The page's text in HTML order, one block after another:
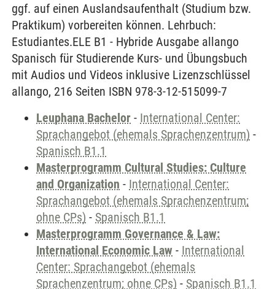
ggf. auf einen Auslandsaufenthalt (Studium bzw.
Praktikum) vorbereiten können. Lehrbuch:
Estudiantes.ELE B1 - Hybride Ausgabe allango
Spanisch für Studierende Kurs- und Übungsbuch
mit Audios und Videos inklusive Lizenzschlüssel
allango, 216 Seiten ISBN 978-3-12-515099-7
Leuphana Bachelor - International Center:
Sprachangebot (ehemals Sprachenzentrum) -
Spanisch B1.1
Masterprogramm Cultural Studies: Culture
and Organization - International Center:
Sprachangebot (ehemals Sprachenzentrum;
ohne CPs) - Spanisch B1.1
Masterprogramm Governance & Law:
International Economic Law - International
Center: Sprachangebot (ehemals
Sprachenzentrum; ohne CPs) - Spanisch B1.1